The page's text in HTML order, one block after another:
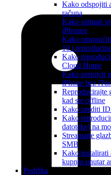
Kako odspojiti
računa
Kako snimati
iPhoneu
Kako
10 i
Kako
Cloud Home
Kako prenijeti
iPhone bez
Reproducirajte
kad ste offline
Kako urediti
Kako
datoteke) na
Streamajte
SMB
Kako instalirati
kupnju unutar
Podrška